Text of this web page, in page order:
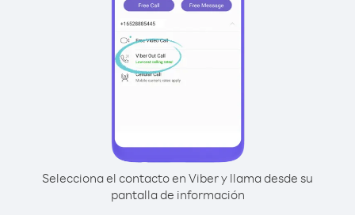
Selecciona el contacto en Viber y llama desde su
pantalla de información